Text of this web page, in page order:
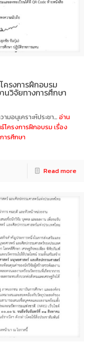
ครงการฝึกอบรม
นวิจัยทางการศึกษา
มอนุเคราะห์ประชา…อ่าน
โครงการฝึกอบรม เรื่อง
ารศึกษา
Read more